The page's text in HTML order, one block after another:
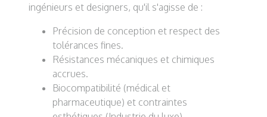
ingénieurs et designers, qu'il s'agisse de :
Précision de conception et respect des
tolérances fines.
Résistances mécaniques et chimiques
accrues.
Biocompatibilité (médical et
pharmaceutique) et contraintes